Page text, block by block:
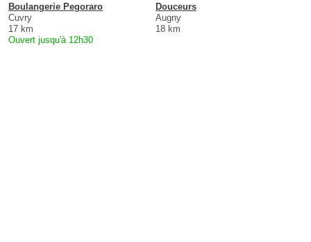
Boulangerie Pegoraro
Cuvry
17 km
Ouvert jusqu'à 12h30
Douceurs
Augny
18 km